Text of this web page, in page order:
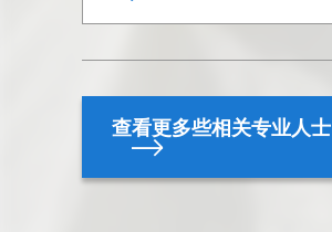
查看更多些相关专业人士